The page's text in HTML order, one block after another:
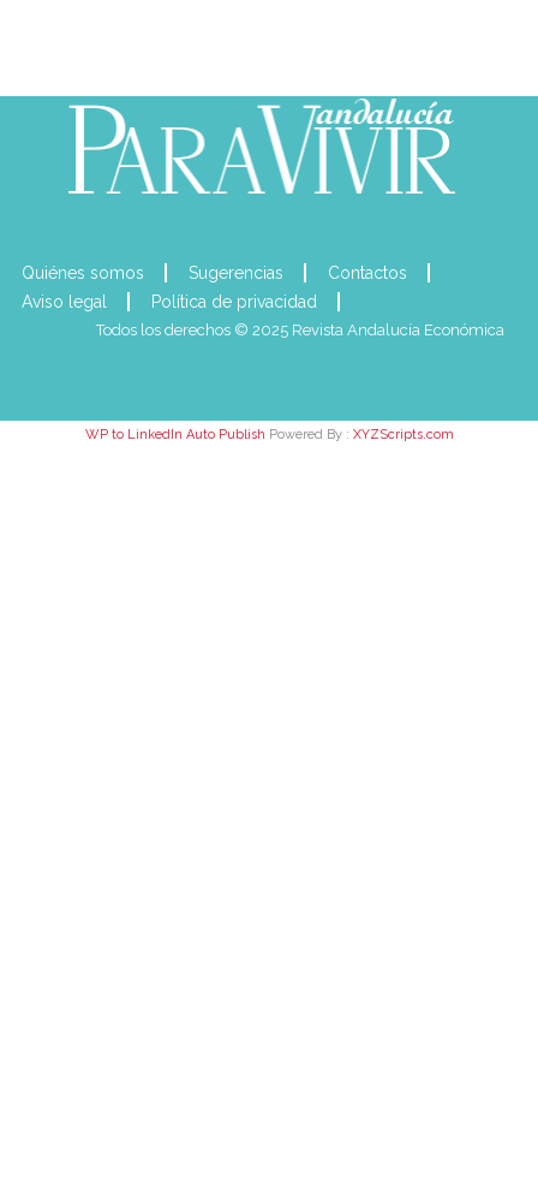
Quiénes somos Sugerencias
Contactos
Aviso legal
Política de privacidad
Todos los derechos © 2025 Revista Andalucía Económica
WP to LinkedIn Auto Publish Powered By : XYZScripts.com